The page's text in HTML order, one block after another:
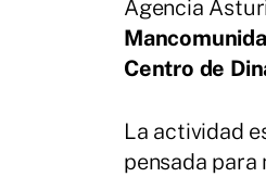
Agencia
Centro de
La actividad
pensada para